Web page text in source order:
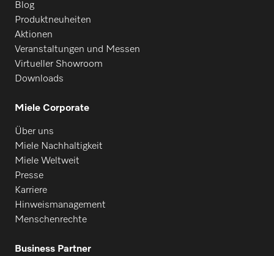
Blog
Produktneuheiten
Aktionen
Veranstaltungen und Messen
Virtueller Showroom
Downloads
Miele Corporate
Über uns
Miele Nachhaltigkeit
Miele Weltweit
Presse
Karriere
Hinweismanagement
Menschenrechte
Business Partner